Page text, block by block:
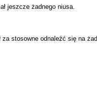
jeszcze żadnego niusa.
za stosowne odnaleźć się na